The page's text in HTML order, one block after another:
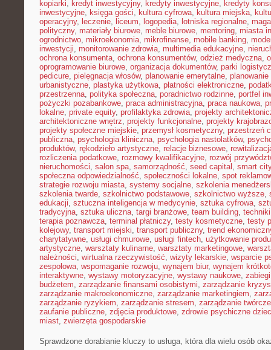
kopiarki, kredyt inwestycyjny, kredyty inwestycyjne, kredyty
inwestycyjne, księga gości, kultura cyfrowa, kultura miejska,
operacyjny, leczenie, liceum, logopedia, lotniska regionalne,
polityczny, materiały biurowe, meble biurowe, mentoring, miasta
ogrodnictwo, mikroekonomia, mikrofinanse, mobile banking,
inwestycji, monitorowanie zdrowia, multimedia edukacyjne,
ochrona konsumenta, ochrona konsumentów, odzież medyczna,
oprogramowanie biurowe, organizacja dokumentów, parki
pedicure, pielęgnacja włosów, planowanie emerytalne, planowanie
urbanistyczne, plastyka użytkowa, płatności elektroniczne,
przestrzenna, polityka społeczna, poradnictwo rodzinne, portfel
pożyczki pozabankowe, praca administracyjna, praca naukowa,
lokalne, private equity, profilaktyka zdrowia, projekty
architektoniczne wnętrz, projekty funkcjonalne, projekty
projekty społeczne miejskie, przemysł kosmetyczny, przestrzeń
publiczna, psychologia kliniczna, psychologia nastolatków,
produktów, rękodzieło artystyczne, relacje biznesowe,
rozliczenia podatkowe, rozmowy kwalifikacyjne, rozwój
nieruchomości, salon spa, samorządność, seed capital , smart city
społeczna odpowiedzialność, społeczności lokalne, spot
strategie rozwoju miasta, systemy socjalne, szkolenia
szkolenia twarde, szkolnictwo podstawowe, szkolnictwo wyższe,
edukacji, sztuczna inteligencja w medycynie, sztuka cyfrowa,
tradycyjna, sztuka uliczna, targi branżowe, team building,
terapia poznawcza, terminal płatniczy, testy kosmetyczne, testy
kolejowy, transport miejski, transport publiczny, trend
charytatywne, usługi chmurowe, usługi fintech, użytkowanie
artystyczne, warsztaty kulinarne, warsztaty marketingowe,
należności, wirtualna rzeczywistość, wizyty lekarskie, wsparcie
zespołowa, wspomaganie rozwoju, wynajem biur, wynajem
interaktywne, wystawy motoryzacyjne, wystawy naukowe,
budżetem, zarządzanie finansami osobistymi, zarządzanie
zarządzanie makroekonomiczne, zarządzanie marketingiem,
zarządzanie ryzykiem, zarządzanie stresem, zarządzanie twórcze
zaufanie publiczne, zdjęcia produktowe, zdrowie psychiczne
miast, zwierzęta gospodarskie
Sprawdzone dorabianie kluczy to usługa, która dla wielu osób